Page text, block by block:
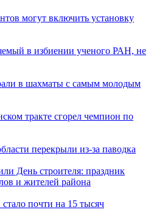
могут включить установку
в избиении ученого РАН, не
в шахматы с самым молодым
тракте сгорел чемпион по
перекрыли из-за паводка
День строителя: праздник
и жителей района
почти на 15 тысяч